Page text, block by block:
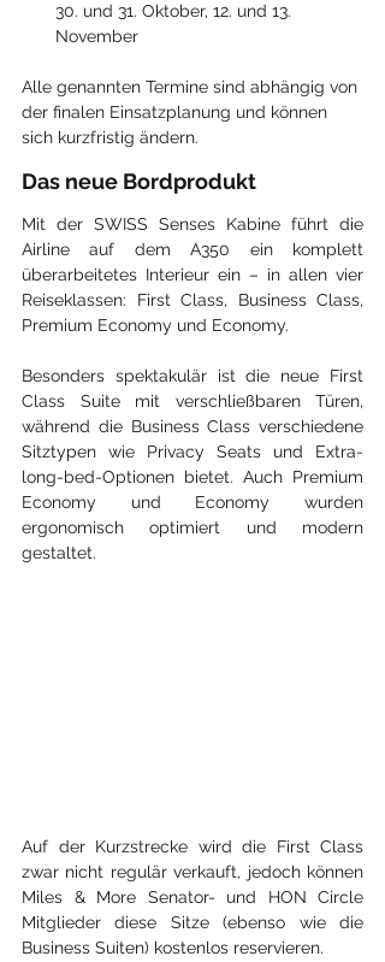
30. und 31. Oktober, 12. und 13.
November
Alle genannten Termine sind abhängig von
der finalen Einsatzplanung und können
sich kurzfristig ändern.
Das neue Bordprodukt
Mit der SWISS Senses Kabine führt die
Airline auf dem A350 ein komplett
überarbeitetes Interieur ein – in allen vier
Reiseklassen: First Class, Business Class,
Premium Economy und Economy.
Besonders spektakulär ist die neue First
Class Suite mit verschließbaren Türen,
während die Business Class verschiedene
Sitztypen wie Privacy Seats und Extra-
long-bed-Optionen bietet. Auch Premium
Economy und Economy wurden
ergonomisch optimiert und modern
gestaltet.
Auf der Kurzstrecke wird die First Class
zwar nicht regulär verkauft, jedoch können
Miles & More Senator- und HON Circle
Mitglieder diese Sitze (ebenso wie die
Business Suiten) kostenlos reservieren.